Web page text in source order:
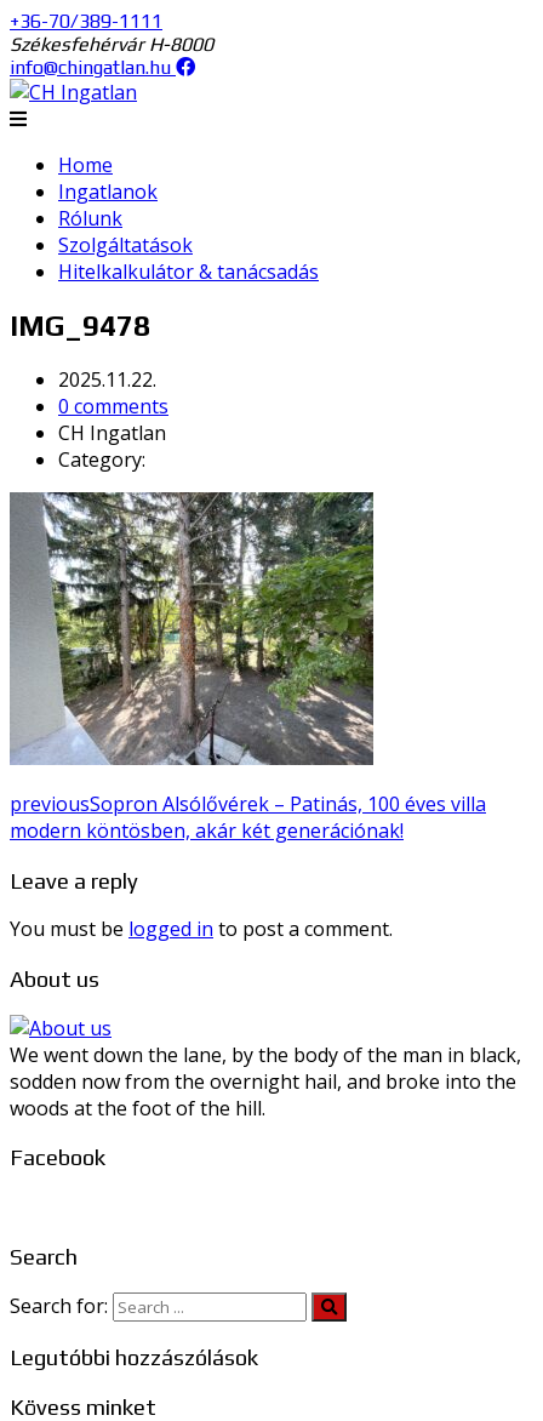
+36-70/389-1111
Székesfehérvár H-8000
info@chingatlan.hu
Home
Ingatlanok
Rólunk
Szolgáltatások
Hitelkalkulátor & tanácsadás
IMG_9478
2025.11.22.
0 comments
CH Ingatlan
Category:
previousSopron Alsólővérek – Patinás, 100 éves villa
modern köntösben, akár két generációnak!
Leave a reply
You must be logged in to post a comment.
About us
We went down the lane, by the body of the man in black,
sodden now from the overnight hail, and broke into the
woods at the foot of the hill.
Facebook
Search
Search for:
Legutóbbi hozzászólások
Kövess minket